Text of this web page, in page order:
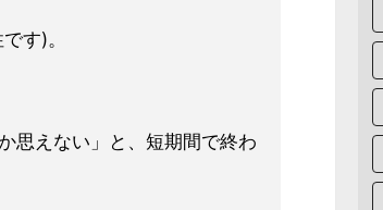
す)。
思えない」と、短期間で終わ